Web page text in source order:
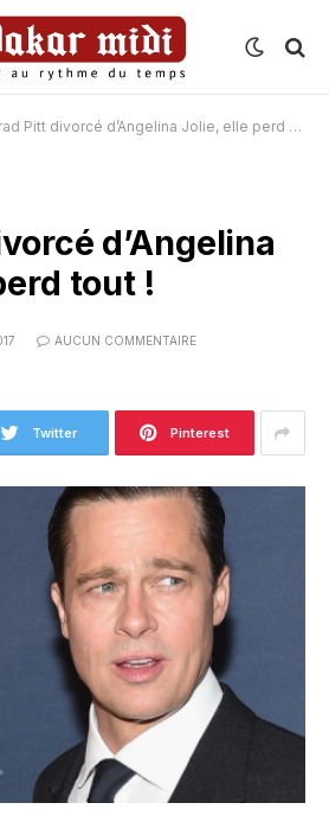
Pitt divorcé d’Angelina Jolie, elle perd tout !
d’Angelina
tout !
AUCUN COMMENTAIRE
Twitter Pinterest